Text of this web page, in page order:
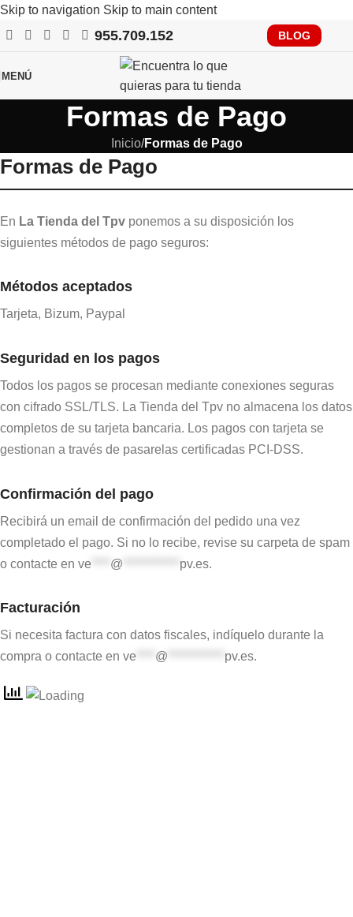
Skip to navigation Skip to main content
RECUERDA QUE PRONTO TENDRÁS QUE CUMPLIR CON
VERIFACTU, CONSÚLTANOS
955.709.152 BLOG
MENÚ
Formas de Pago
Inicio/Formas de Pago
Formas de Pago
En La Tienda del Tpv ponemos a su disposición los
siguientes métodos de pago seguros:
Métodos aceptados
Tarjeta, Bizum, Paypal
Seguridad en los pagos
Todos los pagos se procesan mediante conexiones seguras
con cifrado SSL/TLS. La Tienda del Tpv no almacena los datos
completos de su tarjeta bancaria. Los pagos con tarjeta se
gestionan a través de pasarelas certificadas PCI-DSS.
Confirmación del pago
Recibirá un email de confirmación del pedido una vez
completado el pago. Si no lo recibe, revise su carpeta de spam
o contacte en ve @ pv.es.
Facturación
Si necesita factura con datos fiscales, indíquelo durante la
compra o contacte en ve @ pv.es.